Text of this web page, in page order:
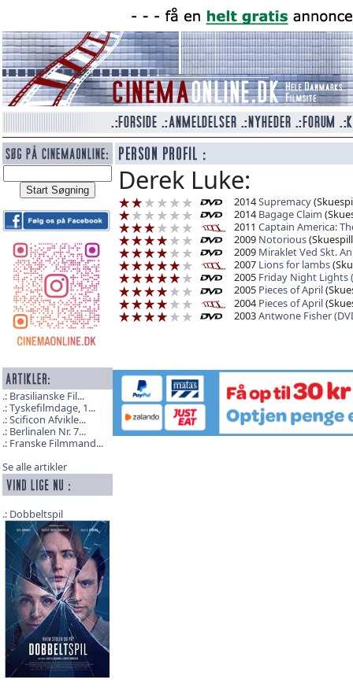
Brasilianske Fil...
Tyskefilmdage, 1...
Scificon Afvikle...
Berlinalen Nr. 7...
Franske Filmmand...
Se alle artikler
Dobbeltspil
Derek Luke:
2014Supremacy
2014 Bagage Claim
2011 Captain America:
2009 Notorious
2009 Miraklet Ved Skt.
2007 Lions for lambs
2005 Friday Night Lights
2005 Pieces of April
2004 Pieces of April
2003Antwone Fisher